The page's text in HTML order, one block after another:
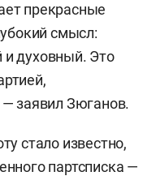
прекрасные
смысл:
и духовный. Это
заявил Зюганов.
стало известно,
партсписка —